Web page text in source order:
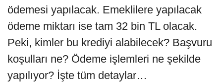
ödemesi yapılacak. Emeklilere yapılacak
ödeme miktarı ise tam 32 bin TL olacak.
Peki, kimler bu krediyi alabilecek? Başvuru
koşulları ne? Ödeme işlemleri ne şekilde
yapılıyor? İşte tüm detaylar…